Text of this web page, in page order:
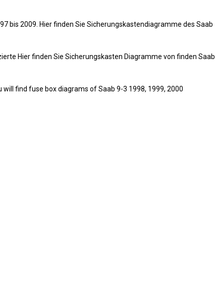
bis 2009. Hier finden Sie Sicherungskastendiagramme des Saab
Hier finden Sie Sicherungskasten Diagramme von finden Saab
find fuse box diagrams of Saab 9-3 1998, 1999, 2000